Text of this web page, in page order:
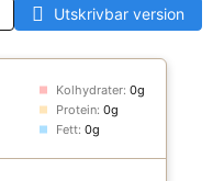
Utskrivbar version
Kolhydrater: 0g
Protein: 0g
Fett: 0g